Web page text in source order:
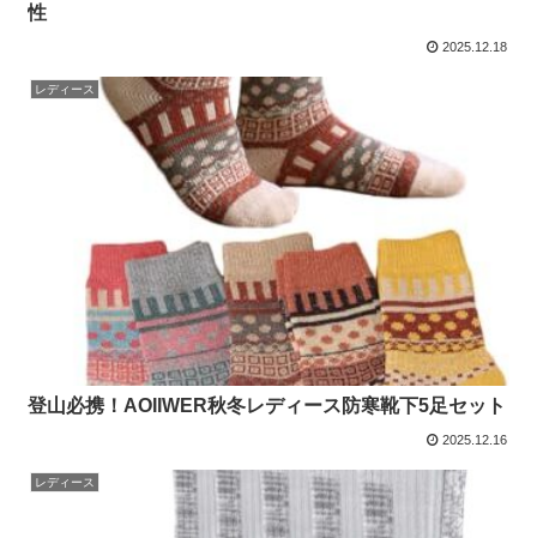
性
2025.12.18
レディース
登山必携！AOIIWER秋冬レディース防寒靴下5足セット
2025.12.16
レディース